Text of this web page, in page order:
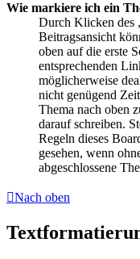
Wie markiere ich ein
Durch Klicken des
Beitragsansicht
oben auf die erste
entsprechenden
möglicherweise
nicht genügend
Thema nach oben
darauf schreiben.
Regeln dieses
gesehen, wenn
abgeschlossene
Nach oben